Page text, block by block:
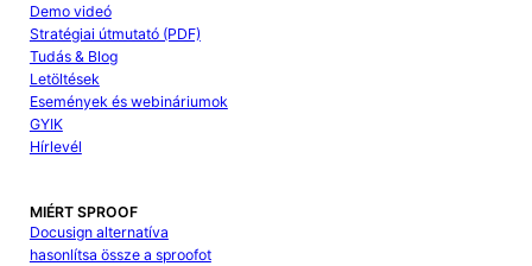
Demo videó
Stratégiai útmutató (PDF)
Tudás & Blog
Letöltések
Események és webináriumok
GYIK
Hírlevél
MIÉRT SPROOF
Docusign alternatíva
hasonlítsa össze a sproofot